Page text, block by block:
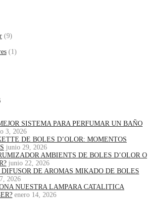
(9)
(1)
SISTEMA PARA PERFUMAR UN BAÑO
3, 2026
DE BOLES D’OLOR: MOMENTOS
junio 29, 2026
AMBIENTS DE BOLES D’OLOR O
junio 22, 2026
DIFUSOR DE AROMAS MIKADO DE BOLES
2026
NUESTRA LAMPARA CATALITICA
enero 14, 2026